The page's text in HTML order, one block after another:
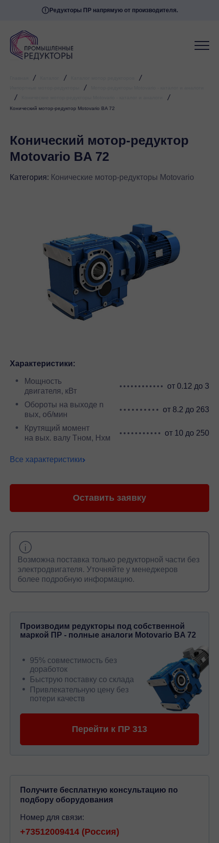
Редукторы ПР напрямую от производителя.
/ / /
/
/ /
Конический мотор-редуктор Motovario BA 72
Конический мотор-редуктор
Motovario BA 72
Категория: Конические мотор-редукторы Motovario
Характеристики:
Мощность
двигателя, кВт
от 0.12 до 3
Обороты на выходе n
вых, об/мин
от 8.2 до 263
Крутящий момент
на вых. валу Тном, Нхм
от 10 до 250
Все характеристики
Оставить заявку
Возможна поставка только редукторной части без
электродвигателя. Уточняйте у менеджеров
более подробную информацию.
Производим редукторы под собственной
маркой ПР - полные аналоги Motovario BA 72
95% совместимость без
доработок
Быструю поставку со склада
Привлекательную цену без
потери качеств
Перейти к ПР 313
Получите бесплатную консультацию по
подбору оборудования
Номер для связи:
+73512009414 (Россия)
Свяжитесь с нами через любой удобный
мессенджер!